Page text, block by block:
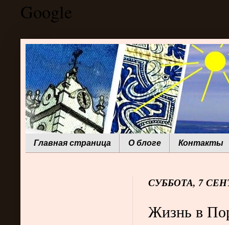
Google
Главная страница О блоге Контакты
СУББОТА, 7
Жизнь в